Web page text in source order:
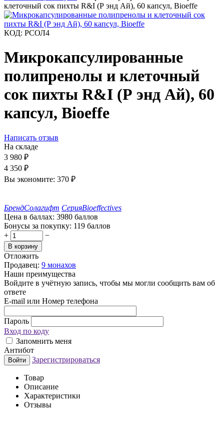
клеточный сок пихты R&I (Р энд Ай), 60 капсул, Bioeffe
КОД: РСОЛ4
Микрокапсулированные
полипренолы и клеточный
сок пихты R&I (Р энд Ай), 60
капсул, Bioeffe
Написать отзыв
На складе
3 980 ₽
4 350 ₽
Вы экономите: 370 ₽
БрендСолагифт СерияBioeffectives
Цена в баллах: 3980 баллов
Бонусы за покупку: 119 баллов
+
−
В корзину
Отложить
Продавец: 9 монахов
Наши преимущества
Войдите в учётную запись, чтобы мы могли сообщить вам об
ответе
E-mail или Номер телефона
Пароль
Вход по коду
Запомнить меня
Антибот
Войти Зарегистрироваться
Товар
Описание
Характеристики
Отзывы